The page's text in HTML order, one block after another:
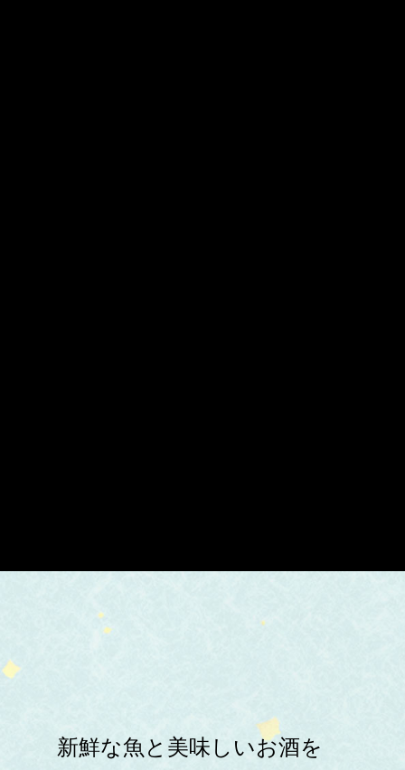
新鮮な魚と美味しいお酒を